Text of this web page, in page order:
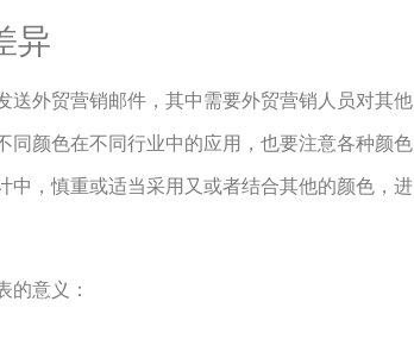
异
送外贸营销邮件，其中需要外贸营销人员对其他
同颜色在不同行业中的应用，也要注意各种颜色
中，慎重或适当采用又或者结合其他的颜色，进
的意义：